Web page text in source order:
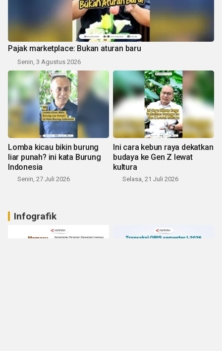
Pajak marketplace: Bukan aturan baru
Senin, 3 Agustus 2026
Lomba kicau bikin burung
liar punah? ini kata Burung
Indonesia
Senin, 27 Juli 2026
Ini cara kebun raya dekatkan
budaya ke Gen Z lewat
kultura
Selasa, 21 Juli 2026
Infografik